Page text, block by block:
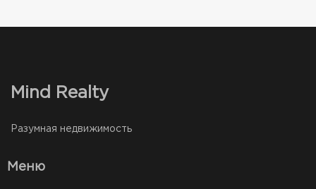
Mind Realty
Разумная недвижимость
Меню